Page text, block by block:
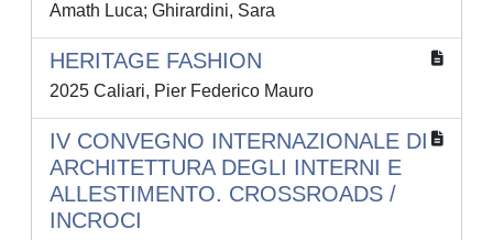
Amath Luca; Ghirardini, Sara
HERITAGE FASHION
2025 Caliari, Pier Federico Mauro
IV CONVEGNO INTERNAZIONALE DI
ARCHITETTURA DEGLI INTERNI E
ALLESTIMENTO. CROSSROADS /
INCROCI